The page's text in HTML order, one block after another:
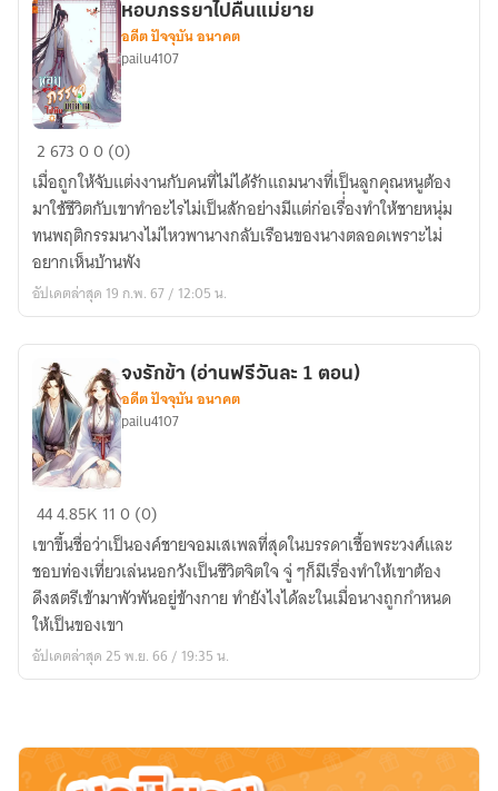
หอบ
ภรรยา
ไป
คืน
แม่ยาย
หอบภรรยาไปคืนแม่ยาย
อดีต ปัจจุบัน อนาคต
pailu4107
267300 (0)
เมื่อถูกให้จับแต่งงานกับคนที่ไม่ได้รักแถมนางที่เป็นลูกคุณหนูต้อง
มาใช้ชีวิตกับเขาทำอะไรไม่เป็นสักอย่างมีแต่ก่อเรื่่องทำให้ชายหนุ่ม
ทนพฤติกรรมนางไม่ไหวพานางกลับเรือนของนางตลอดเพราะไม่
อยากเห็นบ้านพัง
อัปเดตล่าสุด 19 ก.พ. 67 / 12:05 น.
จงรัก
(อ่าน
ฟรี
วัน
ละ
1
จงรักข้า (อ่านฟรีวันละ 1 ตอน)
อดีต ปัจจุบัน อนาคต
pailu4107
444.85K 110 (0)
เขาขึ้นชื่อว่าเป็นองค์ชายจอมเสเพลที่สุดในบรรดาเชื้อพระวงศ์และ
ชอบท่องเที่ยวเล่นนอกวังเป็นชีวิตจิตใจ จู่ ๆก็มีเรื่องทำให้เขาต้อง
ดึงสตรีเข้ามาพัวพันอยู่ข้างกาย ทำยังไงได้ละในเมื่อนางถูกกำหนด
ให้เป็นของเขา
อัปเดตล่าสุด 25 พ.ย. 66 / 19:35 น.